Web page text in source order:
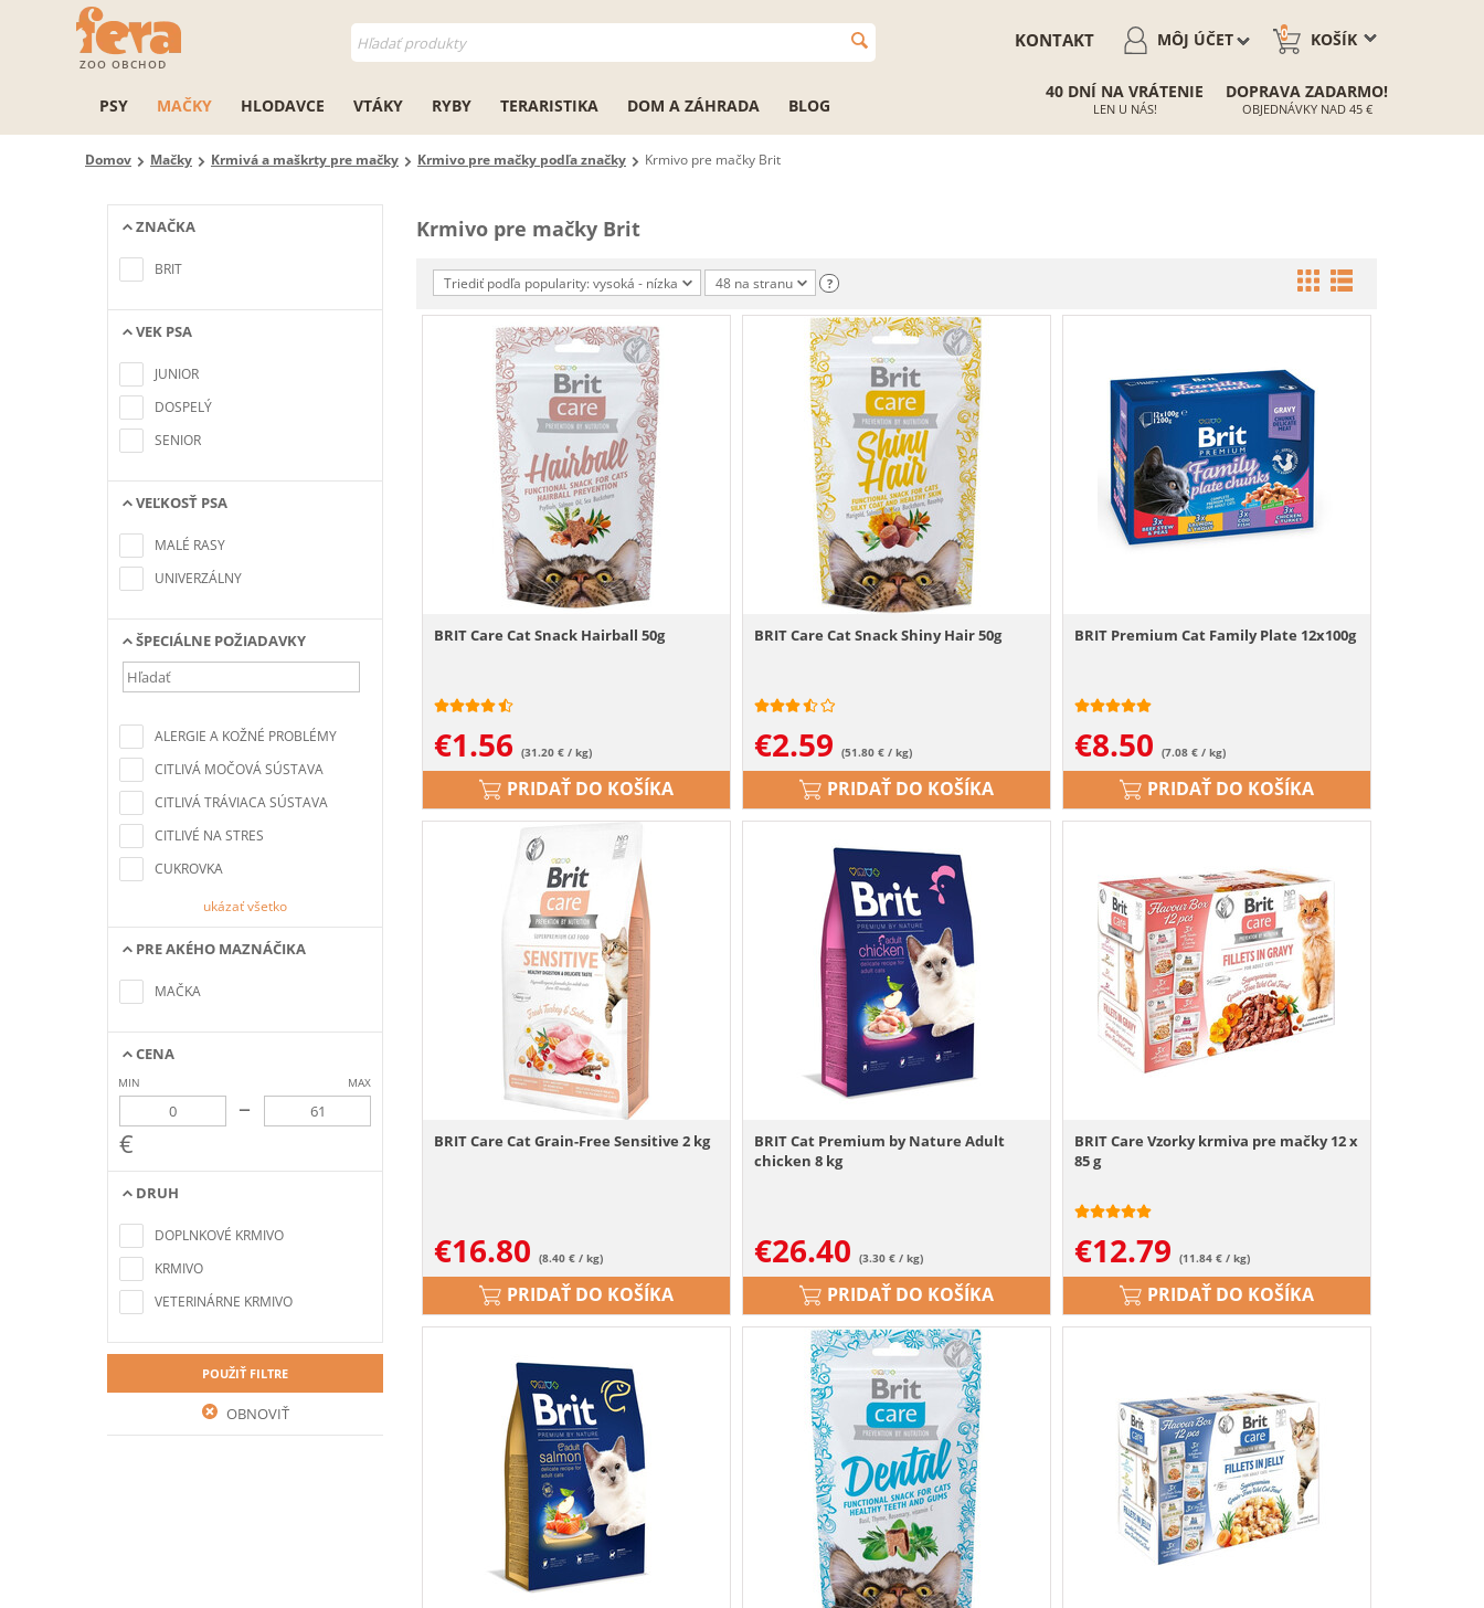
ZOO OBCHOD
KOŠÍK
0
MÔJ ÚČET
KONTAKT
PSY MAČKY HLODAVCE VTÁKY RYBY TERARISTIKA DOM A ZÁHRADA BLOG
40 DNÍ NA VRÁTENIE
LEN U NÁS!
DOPRAVA ZADARMO!
OBJEDNÁVKY NAD 45 €
Domov Mačky Krmivá a maškrty pre mačky Krmivo pre mačky podľa značky Krmivo pre mačky Brit
ZNAČKA
zodpovedajúce kritériám
BRIT
VEK PSA
zodpovedajúce kritériám
JUNIOR
DOSPELÝ
SENIOR
VEĽKOSŤ PSA
zodpovedajúce kritériám
MALÉ RASY
UNIVERZÁLNY
ŠPECIÁLNE POŽIADAVKY
zodpovedajúce kritériám
ALERGIE A KOŽNÉ PROBLÉMY
CITLIVÁ MOČOVÁ SÚSTAVA
CITLIVÁ TRÁVIACA SÚSTAVA
CITLIVÉ NA STRES
CUKROVKA
ukázať všetko
PRE AKÉHO MAZNÁČIKA
zodpovedajúce kritériám
MAČKA
CENA
MIN MAX
–
€
DRUH
zodpovedajúce kritériám
DOPLNKOVÉ KRMIVO
KRMIVO
VETERINÁRNE KRMIVO
POUŽIŤ FILTRE
OBNOVIŤ
Krmivo pre mačky Brit
Triediť podľa popularity: vysoká - nízka 48 na stranu ?
BRIT Care Cat Snack Hairball 50g
€1.56 (31.20 € / kg)
PRIDAŤ DO KOŠÍKA
BRIT Care Cat Snack Shiny Hair 50g
€2.59 (51.80 € / kg)
PRIDAŤ DO KOŠÍKA
BRIT Premium Cat Family Plate 12x100g
€8.50 (7.08 € / kg)
PRIDAŤ DO KOŠÍKA
BRIT Care Cat Grain-Free Sensitive 2 kg
€16.80 (8.40 € / kg)
PRIDAŤ DO KOŠÍKA
BRIT Cat Premium by Nature Adult
chicken 8 kg
€26.40 (3.30 € / kg)
PRIDAŤ DO KOŠÍKA
BRIT Care Vzorky krmiva pre mačky 12 x
85 g
€12.79 (11.84 € / kg)
PRIDAŤ DO KOŠÍKA